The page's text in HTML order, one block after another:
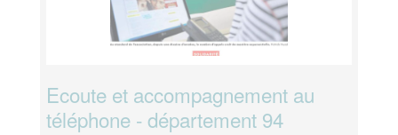
Ecoute et accompagnement au
téléphone - département 94